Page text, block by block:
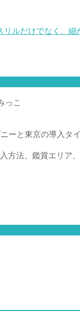
ルだけでなく、細
っこ
ーと東京の導入タ
方法、鑑賞エリア